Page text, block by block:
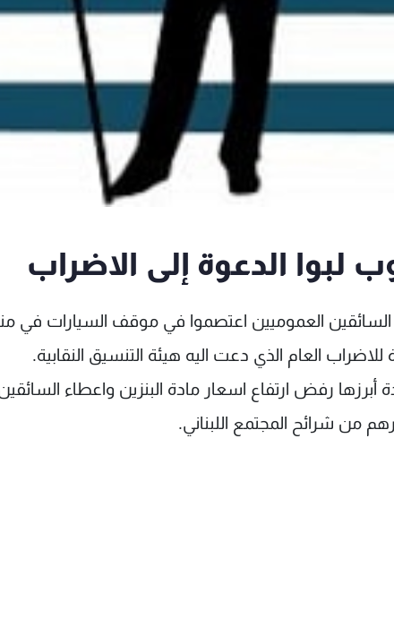
لبوا الدعوة إلى الاضراب
السائقين العموميين اعتصموا في موقف السيارات في
العام الذي دعت اليه هيئة التنسيق النقابية.
رفض ارتفاع اسعار مادة البنزين واعطاء
من شرائح المجتمع اللبناني.